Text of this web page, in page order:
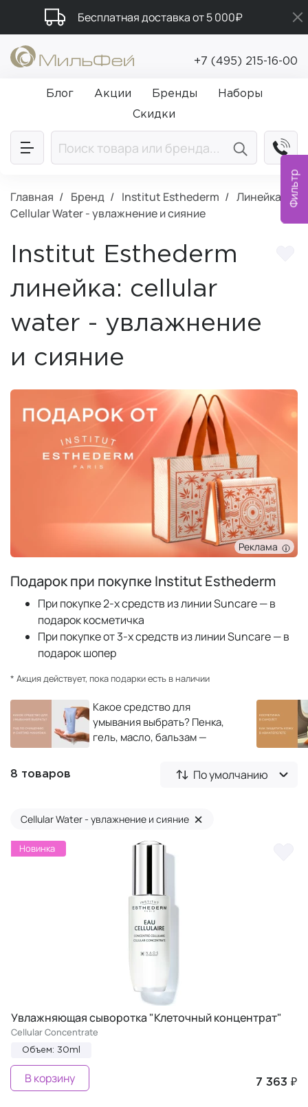
Фильтр
Бесплатная доставка от 5 000₽
Подарки в каждый заказ от 5 000₽
Промокод ПРИВЕТ
+7 (495) 215-16-00
Блог Акции Бренды
Наборы
Скидки
Главная Бренд Institut Esthederm
Линейка:
Cellular Water - увлажнение и сияние
Institut Esthederm
линейка: cellular
water - увлажнение
и сияние
Реклама
Подарок при покупке Institut Esthederm
При покупке 2-х средств из линии Suncare — в
подарок косметичка
При покупке от 3-х средств из линии Suncare — в
подарок шопер
* Акция действует, пока подарки есть в наличии
Какое средство для
умывания выбрать? Пенка,
гель, масло, бальзам —
8 товаров По умолчанию
Cellular Water - увлажнение и сияние ×
Новинка
Увлажняющая сыворотка "Клеточный концентрат"
Cellular Concentrate
Объем: 30ml
7 363 ₽
В корзину